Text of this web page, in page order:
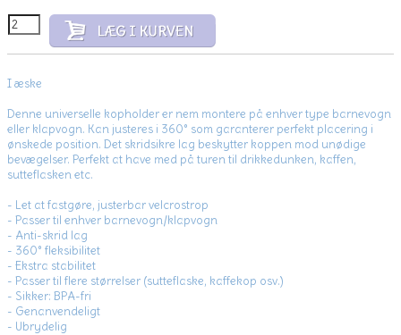
I æske
Denne universelle kopholder er nem montere på enhver type barnevogn
eller klapvogn. Kan justeres i 360° som garanterer perfekt placering i
ønskede position. Det skridsikre lag beskytter koppen mod unødige
bevægelser. Perfekt at have med på turen til drikkedunken, kaffen,
sutteflasken etc.
- Let at fastgøre, justerbar velcrostrop
- Passer til enhver barnevogn/klapvogn
- Anti-skrid lag
- 360° fleksibilitet
- Ekstra stabilitet
- Passer til flere størrelser (sutteflaske, kaffekop osv.)
- Sikker: BPA-fri
- Genanvendeligt
- Ubrydelig